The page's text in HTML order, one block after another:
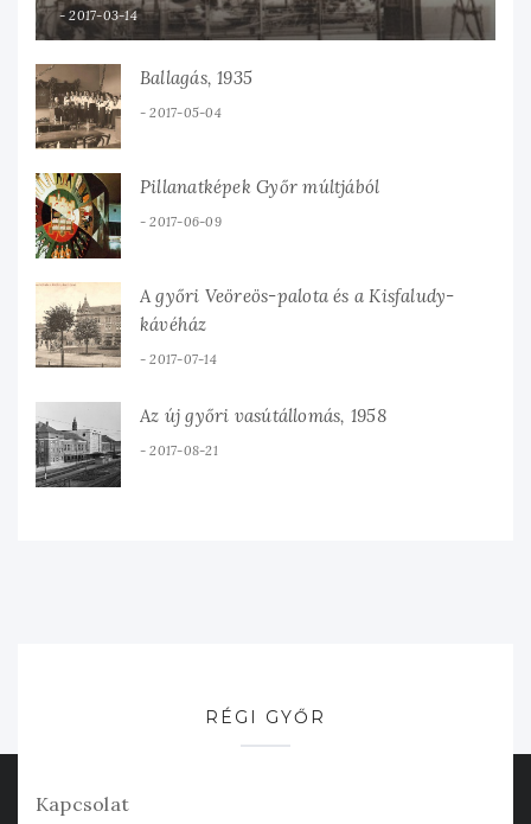
2017-03-14
Ballagás, 1935
2017-05-04
Pillanatképek Győr múltjából
2017-06-09
A győri Veöreös-palota és a Kisfaludy-
kávéház
2017-07-14
Az új győri vasútállomás, 1958
2017-08-21
RÉGI GYŐR
Kapcsolat